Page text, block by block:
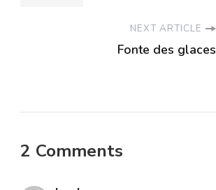
NEXT ARTICLE
Fonte des glaces
2 Comments